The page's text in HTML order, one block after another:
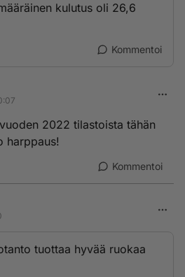
kulutus oli 26,6
Kommentoi
2022 tilastoista tähän
harppaus!
Kommentoi
tuottaa hyvää ruokaa